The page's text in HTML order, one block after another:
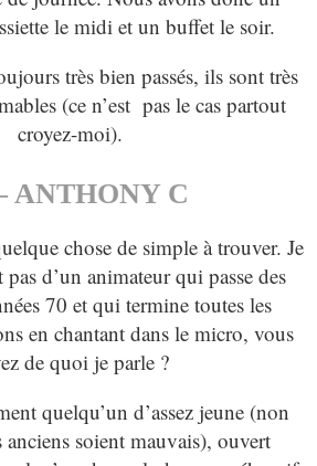
le midi et un buffet le soir.
très bien passés, ils sont très
(ce n’est pas le cas partout
croyez-moi).
ANTHONY C
chose de simple à trouver. Je
d’un animateur qui passe des
70 et qui termine toutes les
en chantant dans le micro, vous
de quoi je parle ?
quelqu’un d’assez jeune (non
anciens soient mauvais), ouvert